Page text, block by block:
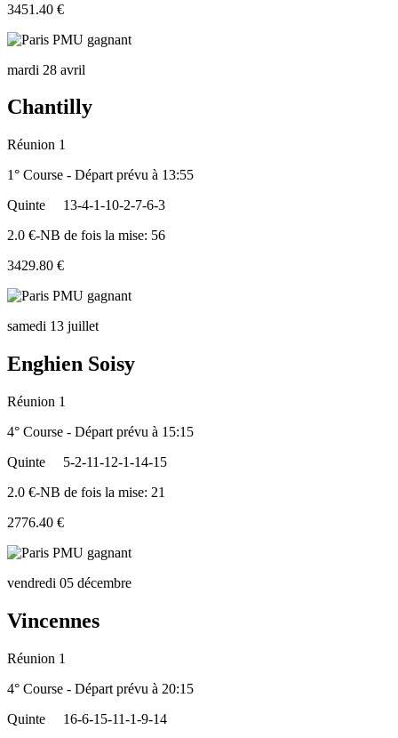
3451.40 €
mardi 28 avril
Chantilly
Réunion 1
1° Course - Départ prévu à 13:55
Quinte
13-4-1-10-2-7-6-3
2.0 €-NB de fois la mise: 56
3429.80 €
samedi 13 juillet
Enghien Soisy
Réunion 1
4° Course - Départ prévu à 15:15
Quinte
5-2-11-12-1-14-15
2.0 €-NB de fois la mise: 21
2776.40 €
vendredi 05 décembre
Vincennes
Réunion 1
4° Course - Départ prévu à 20:15
Quinte
16-6-15-11-1-9-14